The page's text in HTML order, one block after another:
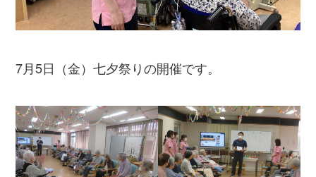
7月5日（金）七夕祭りの開催です。